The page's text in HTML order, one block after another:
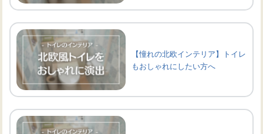
【憧れの北欧インテリア】トイレ
もおしゃれにしたい方へ